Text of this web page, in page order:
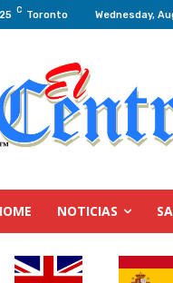
25 C Toronto Wednesday,
NOTICIAS